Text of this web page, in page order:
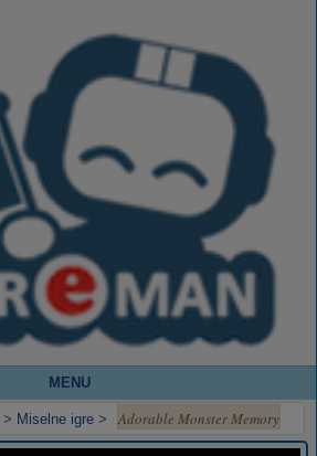
MENU
> Miselne igre > Adorable Monster Memory